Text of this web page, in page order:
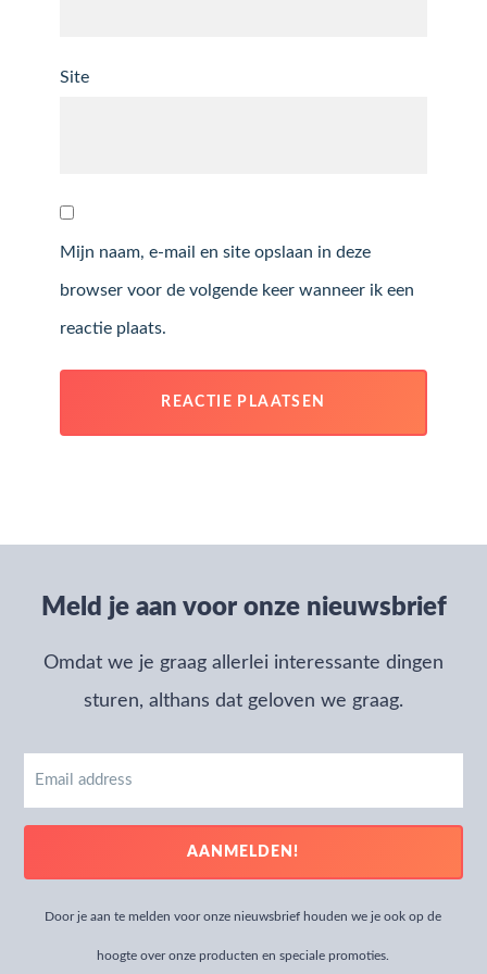
Site
Mijn naam, e-mail en site opslaan in deze
browser voor de volgende keer wanneer ik een
reactie plaats.
Meld je aan voor onze nieuwsbrief
Omdat we je graag allerlei interessante dingen
sturen, althans dat geloven we graag.
Email
address
AANMELDEN!
Door je aan te melden voor onze nieuwsbrief houden we je ook op de
hoogte over onze producten en speciale promoties.